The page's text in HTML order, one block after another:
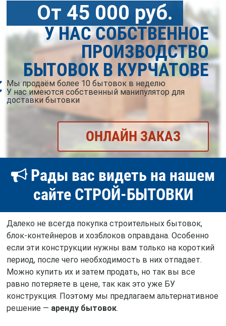
От 45 000 руб.
У НАС СОБСТВЕННОЕ
ПРОИЗВОДСТВО
БЫТОВОК В КУРЧАТОВЕ
Мы продаём более 10 бытовок в неделю
У нас имеются собственный манипулятор для
доставки бытовки
ОНЛАЙН ЗАКАЗ
Рады вас видеть на нашем
сайте СТРОЙ-БЫТОВКИ
Далеко не всегда покупка строительных бытовок,
блок-контейнеров и хозблоков оправдана. Особенно
если эти конструкции нужны вам только на короткий
период, после чего необходимость в них отпадает.
Можно купить их и затем продать, но так вы все
равно потеряете в цене, так как это уже БУ
конструкция. Поэтому мы предлагаем альтернативное
решение — аренду бытовок.